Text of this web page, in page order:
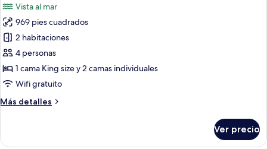
Sea
View
fotos
de
Grand
Suite
with
Private
&amp;
Vista al mar
969 pies cuadrados
2 habitaciones
4 personas
1 cama King size y 2 camas individuales
Wifi gratuito
Más detalles
Más
Suite
Ver precio